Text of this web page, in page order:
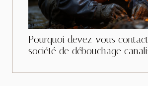
Pourquoi devez-vous
société de débouchage